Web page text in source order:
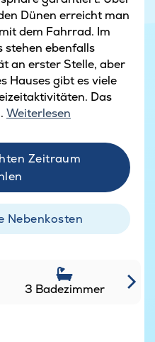
Dünen erreicht man
dem Fahrrad. Im
stehen ebenfalls
an erster Stelle, aber
Hauses gibt es viele
Das
Weiterlesen
Zeitraum
Nebenkosten
3 Badezimmer